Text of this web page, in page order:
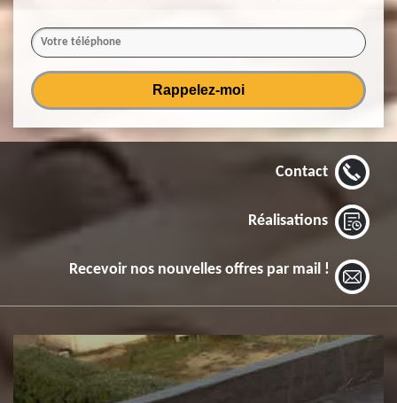
Contact
Réalisations
Recevoir nos nouvelles offres par mail !